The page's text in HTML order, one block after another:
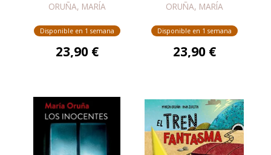
ORUÑA, MARÍA
Disponible en 1 semana
23,90 €
ORUÑA, MARÍA
Disponible en 1 semana
23,90 €